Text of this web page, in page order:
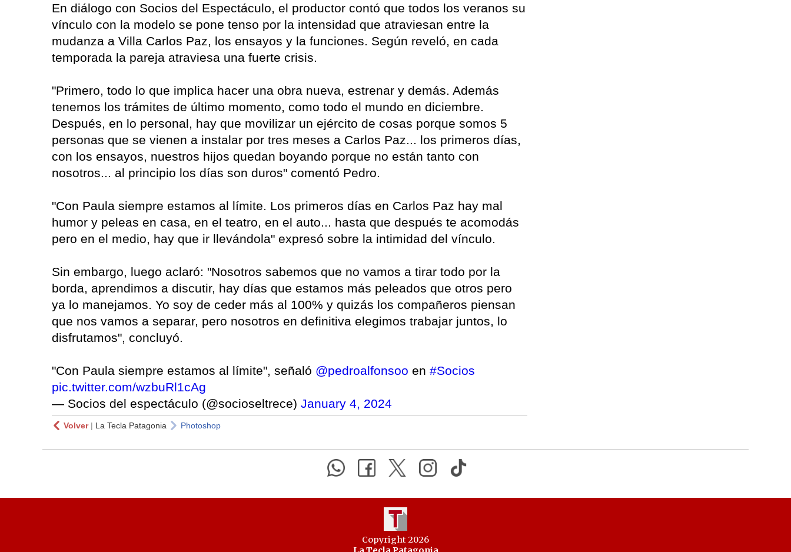
En diálogo con Socios del Espectáculo, el productor contó que todos los veranos su
vínculo con la modelo se pone tenso por la intensidad que atraviesan entre la
mudanza a Villa Carlos Paz, los ensayos y la funciones. Según reveló, en cada
temporada la pareja atraviesa una fuerte crisis.
"Primero, todo lo que implica hacer una obra nueva, estrenar y demás. Además
tenemos los trámites de último momento, como todo el mundo en diciembre.
Después, en lo personal, hay que movilizar un ejército de cosas porque somos 5
personas que se vienen a instalar por tres meses a Carlos Paz... los primeros días,
con los ensayos, nuestros hijos quedan boyando porque no están tanto con
nosotros... al principio los días son duros" comentó Pedro.
"Con Paula siempre estamos al límite. Los primeros días en Carlos Paz hay mal
humor y peleas en casa, en el teatro, en el auto... hasta que después te acomodás
pero en el medio, hay que ir llevándola" expresó sobre la intimidad del vínculo.
Sin embargo, luego aclaró: "Nosotros sabemos que no vamos a tirar todo por la
borda, aprendimos a discutir, hay días que estamos más peleados que otros pero
ya lo manejamos. Yo soy de ceder más al 100% y quizás los compañeros piensan
que nos vamos a separar, pero nosotros en definitiva elegimos trabajar juntos, lo
disfrutamos", concluyó.
"Con Paula siempre estamos al límite", señaló @pedroalfonsoo en #Socios
pic.twitter.com/wzbuRl1cAg
— Socios del espectáculo (@socioseltrece) January 4, 2024
Volver| La Tecla Patagonia Photoshop
Copyright 2026